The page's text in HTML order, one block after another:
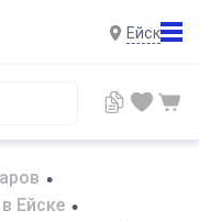
Ейск
•
Ейске •